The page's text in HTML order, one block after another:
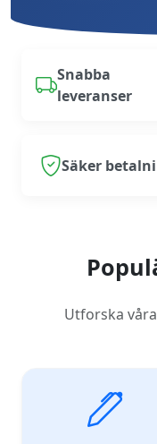
Snabba
leveranser
Säker
Utforska